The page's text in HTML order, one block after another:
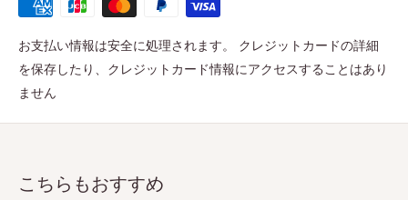
お支払い情報は安全に処理されます。 クレジットカードの詳細
を保存したり、クレジットカード情報にアクセスすることはあり
ません
こちらもおすすめ